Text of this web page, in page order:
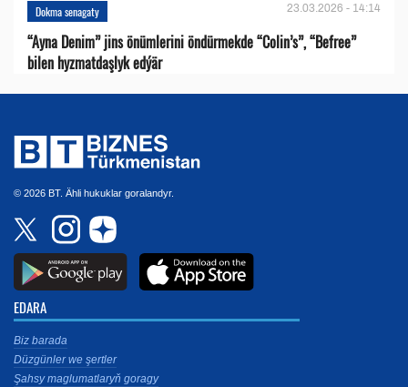
Dokma senagaty 23.03.2026 - 14:14
“Ayna Denim” jins önümlerini öndürmekde “Colin’s”, “Befree”
bilen hyzmatdaşlyk edýär
© 2026 BT. Ähli hukuklar goralandyr.
EDARA
Biz barada
Düzgünler we şertler
Şahsy maglumatlaryň goragy